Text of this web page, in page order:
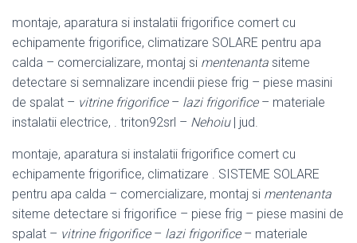
montaje, aparatura si instalatii frigorifice comert cu
echipamente frigorifice, climatizare SOLARE pentru apa
calda – comercializare, montaj si mentenanta siteme
detectare si semnalizare incendii piese frig – piese masini
de spalat – vitrine frigorifice– lazi frigorifice– materiale
instalatii electrice, . triton92srl – Nehoiu| jud.
montaje, aparatura si instalatii frigorifice comert cu
echipamente frigorifice, climatizare . SISTEME SOLARE
pentru apa calda – comercializare, montaj si mentenanta
siteme detectare si frigorifice – piese frig – piese masini de
spalat – vitrine frigorifice– lazi frigorifice– materiale